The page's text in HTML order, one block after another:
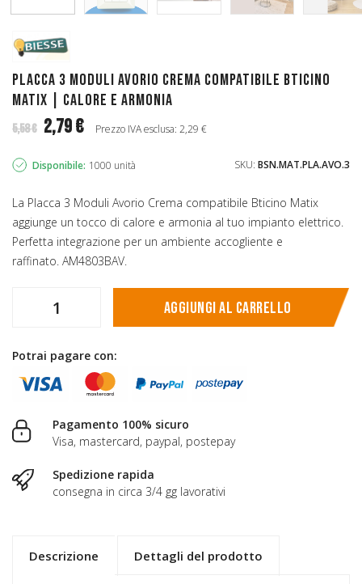
Placca 3 Moduli Avorio Crema Compatibile Bticino
Matix | Calore e Armonia
5,58 € 2,79 € Prezzo IVA esclusa: 2,29 €
Disponibile: 1000 unità SKU: BSN.MAT.PLA.AVO.3
La Placca 3 Moduli Avorio Crema compatibile Bticino Matix
aggiunge un tocco di calore e armonia al tuo impianto elettrico.
Perfetta integrazione per un ambiente accogliente e
raffinato. AM4803BAV.
Aggiungi al carrello
Potrai pagare con:
Pagamento 100% sicuro
Visa, mastercard, paypal, postepay
Spedizione rapida
consegna in circa 3/4 gg lavorativi
Descrizione Dettagli del prodotto